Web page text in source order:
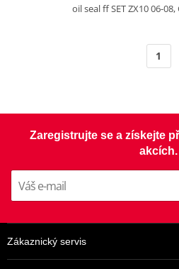
oil seal ff SET ZX10 06-08,
1
Zaregistrujte se a získejte
akcích.
Zákaznický servis